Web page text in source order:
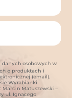
danych osobowych w
o produktach i
(email).
Wyrabianki
Matuszewski –
ul. Ignacego